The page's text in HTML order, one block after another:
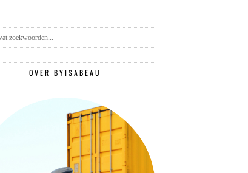
OVER BYISABEAU